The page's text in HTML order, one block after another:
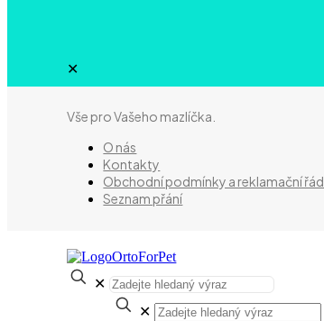
✕
Vše pro Vašeho mazlíčka.
O nás
Kontakty
Obchodní podmínky a reklamační řád
Seznam přání
✕
✕